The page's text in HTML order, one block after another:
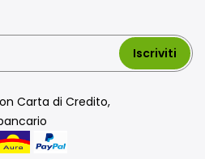
Iscriviti
Carta di Credito,